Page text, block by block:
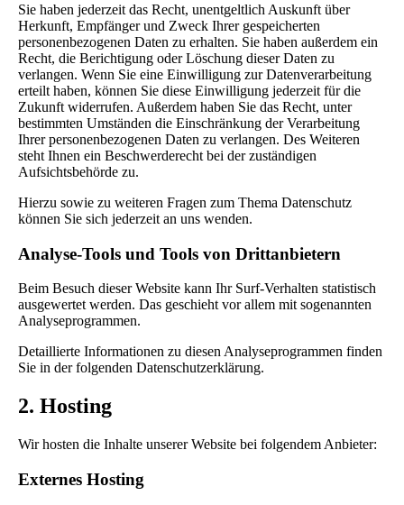
Sie haben jederzeit das Recht, unentgeltlich Auskunft über
Herkunft, Empfänger und Zweck Ihrer gespeicherten
personenbezogenen Daten zu erhalten. Sie haben außerdem ein
Recht, die Berichtigung oder Löschung dieser Daten zu
verlangen. Wenn Sie eine Einwilligung zur Datenverarbeitung
erteilt haben, können Sie diese Einwilligung jederzeit für die
Zukunft widerrufen. Außerdem haben Sie das Recht, unter
bestimmten Umständen die Einschränkung der Verarbeitung
Ihrer personenbezogenen Daten zu verlangen. Des Weiteren
steht Ihnen ein Beschwerderecht bei der zuständigen
Aufsichtsbehörde zu.
Hierzu sowie zu weiteren Fragen zum Thema Datenschutz
können Sie sich jederzeit an uns wenden.
Analyse-Tools und Tools von Dritt­anbietern
Beim Besuch dieser Website kann Ihr Surf-Verhalten statistisch
ausgewertet werden. Das geschieht vor allem mit sogenannten
Analyseprogrammen.
Detaillierte Informationen zu diesen Analyseprogrammen finden
Sie in der folgenden Datenschutzerklärung.
2. Hosting
Wir hosten die Inhalte unserer Website bei folgendem Anbieter:
Externes Hosting